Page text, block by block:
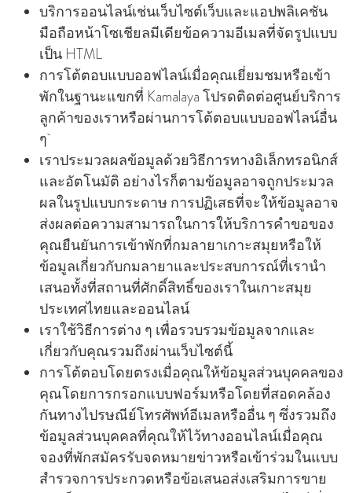
บริการออนไลน์เช่นเว็บไซต์เว็บและแอปพลิเคชัน
มือถือหน้าโซเชียลมีเดียข้อความอีเมลที่จัดรูปแบบ
เป็น HTML
การโต้ตอบแบบออฟไลน์เมื่อคุณเยี่ยมชมหรือเข้า
พักในฐานะแขกที่ Kamalaya โปรดติดต่อศูนย์บริการ
ลูกค้าของเราหรือผ่านการโต้ตอบแบบออฟไลน์อื่น
ๆ
เราประมวลผลข้อมูลด้วยวิธีการทางอิเล็กทรอนิกส์
และอัตโนมัติ อย่างไรก็ตามข้อมูลอาจถูกประมวล
ผลในรูปแบบกระดาษ การปฏิเสธที่จะให้ข้อมูลอาจ
ส่งผลต่อความสามารถในการให้บริการคําขอของ
คุณยืนยันการเข้าพักที่กมลายาเกาะสมุยหรือให้
ข้อมูลเกี่ยวกับกมลายาและประสบการณ์ที่เรานํา
เสนอทั้งที่สถานที่ศักดิ์สิทธิ์ของเราในเกาะสมุย
ประเทศไทยและออนไลน์
เราใช้วิธีการต่าง ๆ เพื่อรวบรวมข้อมูลจากและ
เกี่ยวกับคุณรวมถึงผ่านเว็บไซต์นี้
การโต้ตอบโดยตรงเมื่อคุณให้ข้อมูลส่วนบุคคลของ
คุณโดยการกรอกแบบฟอร์มหรือโดยที่สอดคล้อง
กันทางไปรษณีย์โทรศัพท์อีเมลหรืออื่น ๆ ซึ่งรวมถึง
ข้อมูลส่วนบุคคลที่คุณให้ไว้ทางออนไลน์เมื่อคุณ
จองที่พักสมัครรับจดหมายข่าวหรือเข้าร่วมในแบบ
สํารวจการประกวดหรือข้อเสนอส่งเสริมการขาย